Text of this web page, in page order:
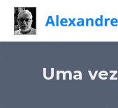
Uma